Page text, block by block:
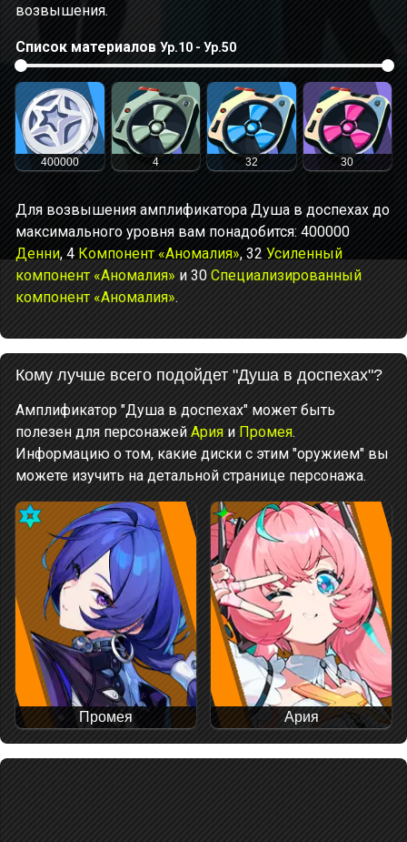
возвышения.
Список материалов Ур.10 - Ур.50
400000 4 32 30
Для возвышения амплификатора Душа в доспехах до
максимального уровня вам понадобится: 400000
Денни, 4 Компонент «Аномалия», 32 Усиленный
компонент «Аномалия» и 30 Специализированный
компонент «Аномалия».
Кому лучше всего подойдет "Душа в доспехах"?
Амплификатор "Душа в доспехах" может быть
полезен для персонажей Ария и Промея.
Информацию о том, какие диски с этим "оружием" вы
можете изучить на детальной странице персонажа.
Промея Ария